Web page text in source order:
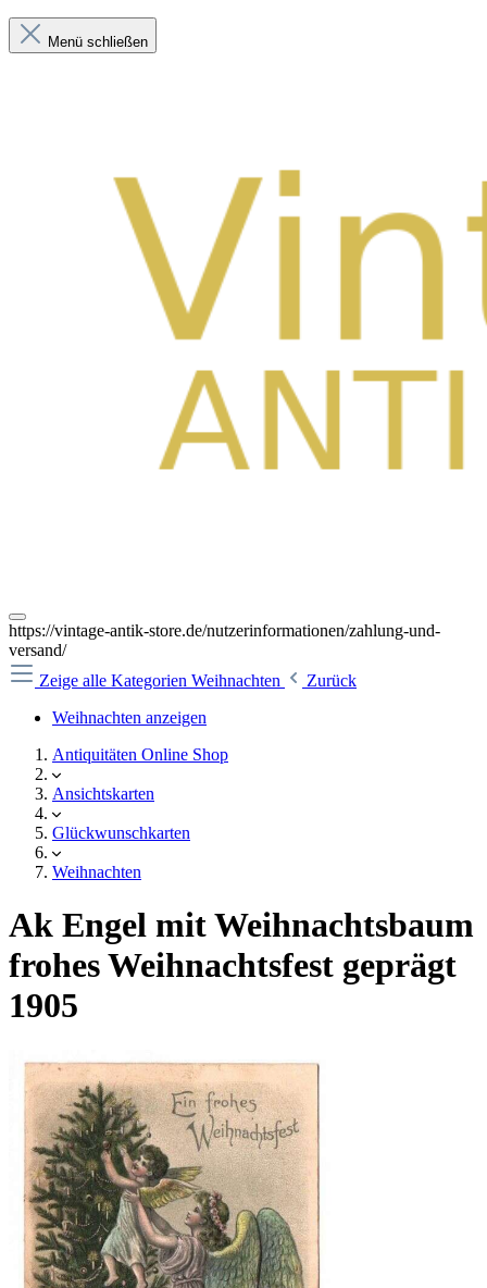
Menü schließen
https://vintage-antik-store.de/nutzerinformationen/zahlung-und-
versand/
Zeige alle Kategorien Weihnachten
Zurück
Weihnachten anzeigen
Antiquitäten Online Shop
Ansichtskarten
Glückwunschkarten
Weihnachten
Ak Engel mit Weihnachtsbaum
frohes Weihnachtsfest geprägt
1905